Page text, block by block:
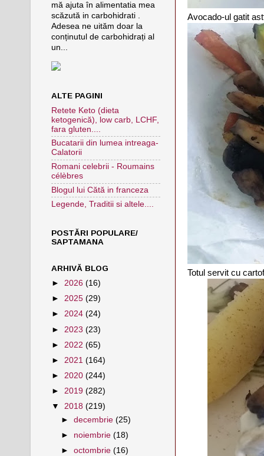
Avocado-ul gatit
Totul servit cu
mă ajuta în alimentatia mea
scăzută in carbohidrati .
Adesea ne uităm doar la
conținutul de carbohidrați al
un...
ALTE PAGINI
Retete Keto (dieta
ketogenică), low carb, LCHF,
fara gluten....
Bucatarii din lumea intreaga-
Calatorii
Romani celebrii - Roumains
célèbres
Blogul lui Cătă in franceza
Legende, Traditii si altele....
POSTĂRI POPULARE/
SAPTAMANA
ARHIVĂ BLOG
► 2026 (16)
► 2025 (29)
► 2024 (24)
► 2023 (23)
► 2022 (65)
► 2021 (164)
► 2020 (244)
► 2019 (282)
▼ 2018 (219)
►decembrie(25)
► noiembrie(18)
►octombrie(16)